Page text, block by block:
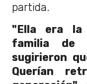
partida.
"Ella era la
familia de
sugirieron
Querían